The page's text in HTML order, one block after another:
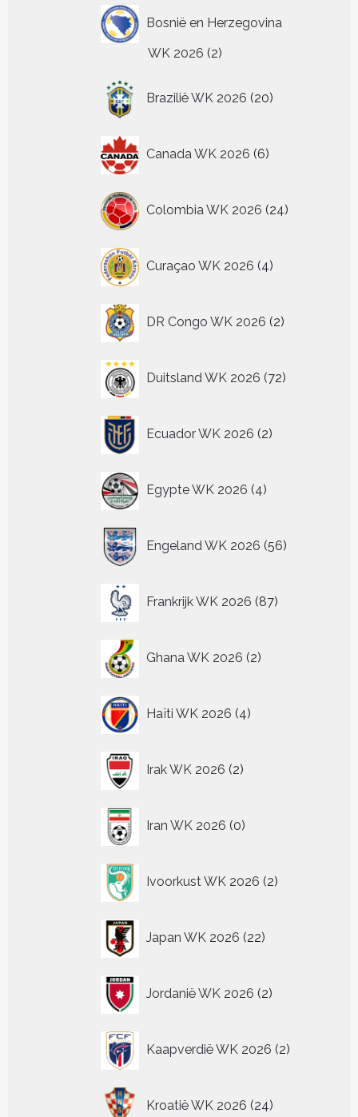
Bosnië en Herzegovina
WK 2026 22
Brazilië WK 2026 20
producten
Canada WK 2026 6
producten
Colombia WK 2026 24
producten
Curaçao WK 2026 4
producten
DR Congo WK 2026 2
producten
Duitsland WK 2026 72
producten
Ecuador WK 2026 2
producten
Egypte WK 2026 4
producten
Engeland WK 2026 56
producten
Frankrijk WK 2026 87
producten
Ghana WK 2026 2
producten
Haïti WK 2026 4
producten
Irak WK 2026 2
producten
Iran WK 2026 0
producten
Ivoorkust WK 2026 2
producten
Japan WK 2026 22
producten
Jordanië WK 2026 2
producten
Kaapverdië WK 2026 2
producten
Kroatië WK 2026 24